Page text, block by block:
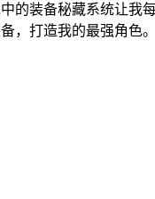
的装备秘藏系统让
打造我的最强角色